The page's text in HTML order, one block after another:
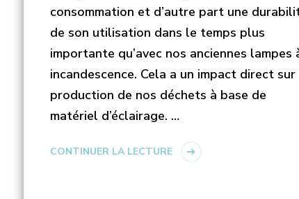
consommation et d’autre part une
de son utilisation dans le temps plus
importante qu’avec nos anciennes lampes
incandescence. Cela a un impact direct sur
production de nos déchets à base de
matériel d’éclairage. …
CONTINUER LA LECTURE